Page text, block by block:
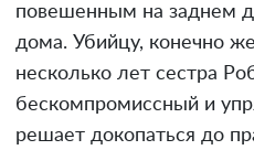
повешенным на заднем
дома. Убийцу, конечно
несколько лет сестра
бескомпромиссный и
решает докопаться до